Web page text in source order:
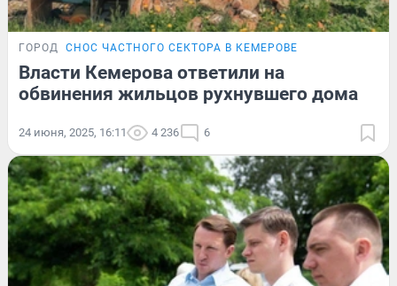
ГОРОД СНОС ЧАСТНОГО СЕКТОРА В КЕМЕРОВЕ
Власти Кемерова ответили на
обвинения жильцов рухнувшего дома
24 июня, 2025, 16:11 4 236 6